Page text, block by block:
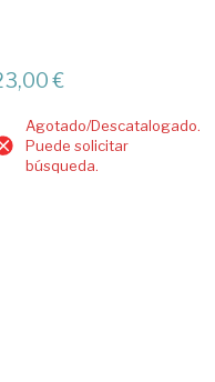
€
Agotado/Descatalogado.
Puede solicitar
búsqueda.